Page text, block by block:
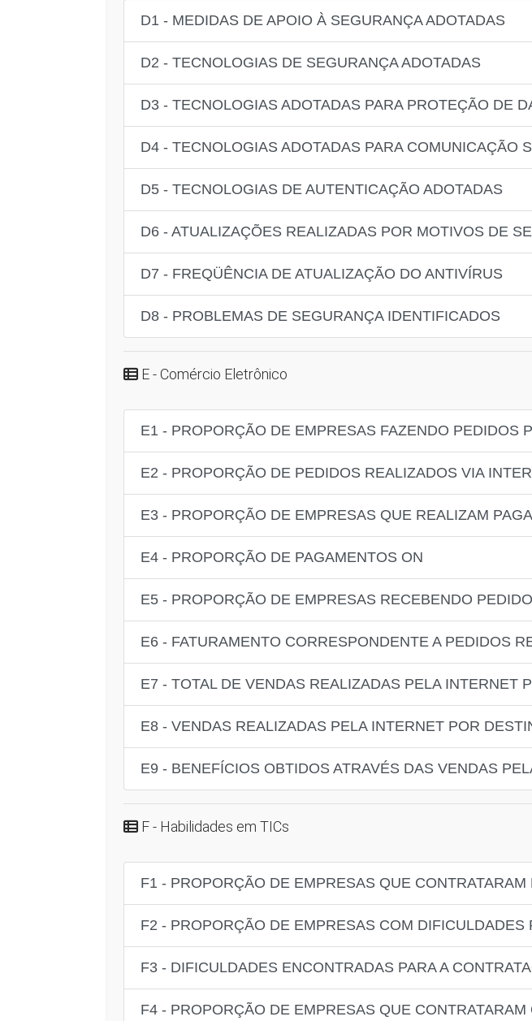
D1 - MEDIDAS DE APOIO À SEGURANÇA ADOTADAS
D2 - TECNOLOGIAS DE SEGURANÇA ADOTADAS
D3 - TECNOLOGIAS ADOTADAS PARA PROTEÇÃO DE
D4 - TECNOLOGIAS ADOTADAS PARA COMUNICAÇÃO
D5 - TECNOLOGIAS DE AUTENTICAÇÃO ADOTADAS
D6 - ATUALIZAÇÕES REALIZADAS POR MOTIVOS DE
D7 - FREQÜÊNCIA DE ATUALIZAÇÃO DO ANTIVÍRUS
D8 - PROBLEMAS DE SEGURANÇA IDENTIFICADOS
E - Comércio Eletrônico
E1 - PROPORÇÃO DE EMPRESAS FAZENDO PEDIDOS
E2 - PROPORÇÃO DE PEDIDOS REALIZADOS VIA
E3 - PROPORÇÃO DE EMPRESAS QUE REALIZAM
E4 - PROPORÇÃO DE PAGAMENTOS ON
E5 - PROPORÇÃO DE EMPRESAS RECEBENDO
E6 - FATURAMENTO CORRESPONDENTE A PEDIDOS
E7 - TOTAL DE VENDAS REALIZADAS PELA INTERNET
E8 - VENDAS REALIZADAS PELA INTERNET POR
E9 - BENEFÍCIOS OBTIDOS ATRAVÉS DAS VENDAS
F - Habilidades em TICs
F1 - PROPORÇÃO DE EMPRESAS QUE
F2 - PROPORÇÃO DE EMPRESAS COM
F3 - DIFICULDADES ENCONTRADAS PARA A
F4 - PROPORÇÃO DE EMPRESAS QUE